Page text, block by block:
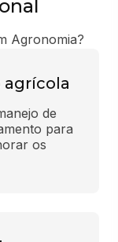
Agronomia?
de
para
os